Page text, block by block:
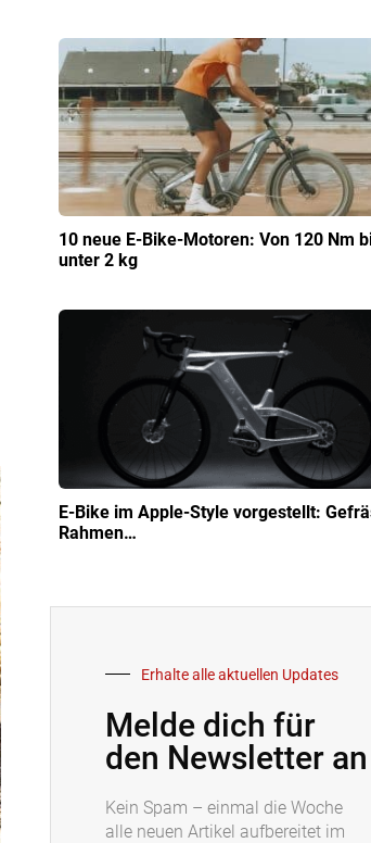
10 neue E-Bike-Motoren: Von 120 Nm
unter 2 kg
E-Bike im Apple-Style vorgestellt:
Rahmen…
Erhalte alle aktuellen Updates
Melde dich für
den Newsletter an
Kein Spam – einmal die Woche
alle neuen Artikel aufbereitet im